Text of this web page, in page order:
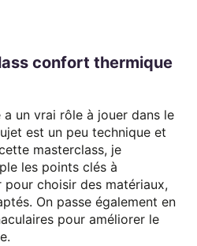
confort thermique
un vrai rôle à jouer dans le
est un peu technique et
masterclass, je
les points clés à
choisir des matériaux,
On passe également en
pour améliorer le